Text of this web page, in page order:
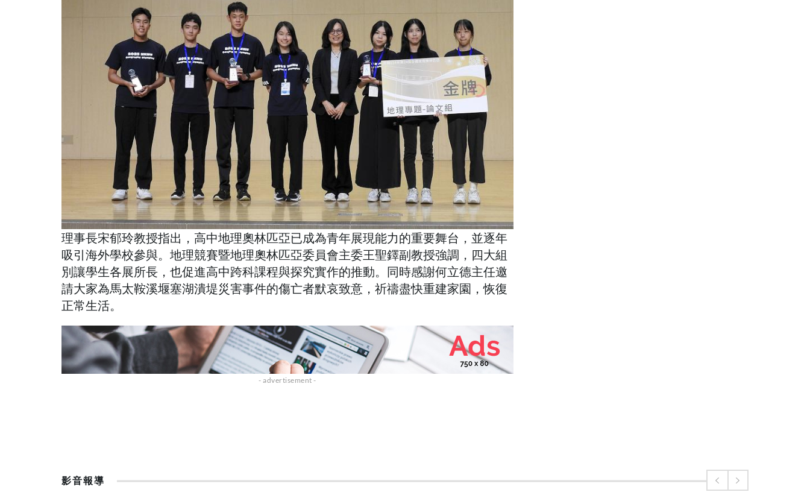
理事長宋郁玲教授指出，高中地理奧林匹亞已成為青年展現能力的重要舞台，並逐年
吸引海外學校參與。地理競賽暨地理奧林匹亞委員會主委王聖鐸副教授強調，四大組
別讓學生各展所長，也促進高中跨科課程與探究實作的推動。同時感謝何立德主任邀
請大家為馬太鞍溪堰塞湖潰堤災害事件的傷亡者默哀致意，祈禱盡快重建家園，恢復
正常生活。
影音報導